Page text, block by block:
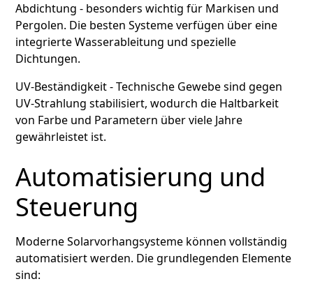
Abdichtung - besonders wichtig für Markisen und
Pergolen. Die besten Systeme verfügen über eine
integrierte Wasserableitung und spezielle
Dichtungen.
UV-Beständigkeit - Technische Gewebe sind gegen
UV-Strahlung stabilisiert, wodurch die Haltbarkeit
von Farbe und Parametern über viele Jahre
gewährleistet ist.
Automatisierung und
Steuerung
Moderne Solarvorhangsysteme können vollständig
automatisiert werden. Die grundlegenden Elemente
sind: